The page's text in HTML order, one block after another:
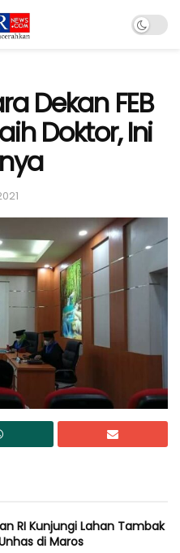
Dekan FEB
Doktor, Ini
RI Kunjungi Lahan Tambak
di Maros